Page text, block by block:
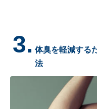
3. 体臭を軽減する
法